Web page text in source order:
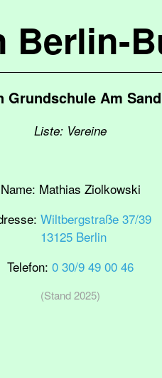
Berlin-
Grundschule Am
Liste: Vereine
Name: Mathias Ziolkowski
Wiltbergstraße 37/39
13125 Berlin
Telefon: 0 30/9 49 00 46
(Stand 2025)